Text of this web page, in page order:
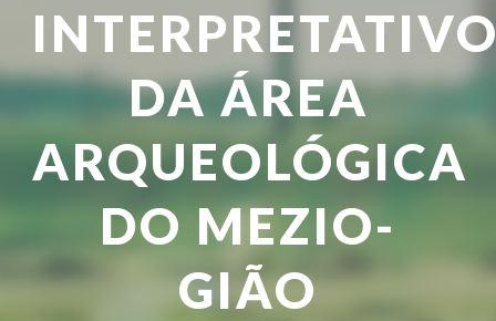
DA ÁREA
ARQUEOLÓGICA
DO MEZIO-
GIÃO